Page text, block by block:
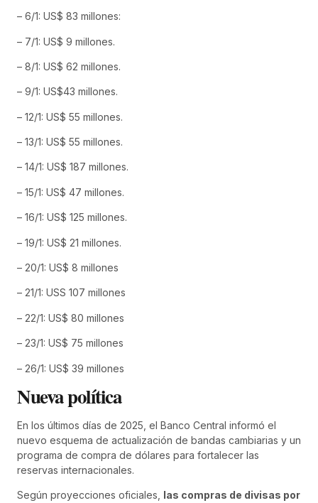
– 6/1: US$ 83 millones:
– 7/1: US$ 9 millones.
– 8/1: US$ 62 millones.
– 9/1: US$43 millones.
– 12/1: US$ 55 millones.
– 13/1: US$ 55 millones.
– 14/1: US$ 187 millones.
– 15/1: US$ 47 millones.
– 16/1: US$ 125 millones.
– 19/1: US$ 21 millones.
– 20/1: US$ 8 millones
– 21/1: USS 107 millones
– 22/1: US$ 80 millones
– 23/1: US$ 75 millones
– 26/1: US$ 39 millones
Nueva política
En los últimos días de 2025, el Banco Central informó el
nuevo esquema de actualización de bandas cambiarias y un
programa de compra de dólares para fortalecer las
reservas internacionales.
Según proyecciones oficiales, las compras de divisas por